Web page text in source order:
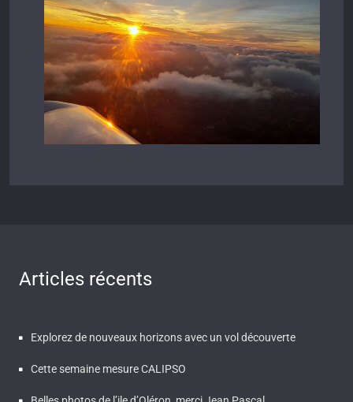
Articles récents
Explorez de nouveaux horizons avec un vol découverte
Cette semaine mesure CALIPSO